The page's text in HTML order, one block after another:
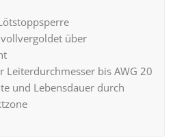
über
bis AWG 20
und Lebensdauer durch